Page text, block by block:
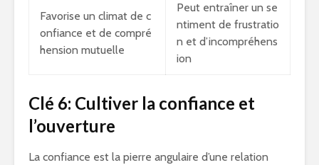
Favorise un climat de c
onfiance et de compré
hension mutuelle
Peut entraîner un se
ntiment de frustratio
n et d’incompréhens
ion
Clé 6: Cultiver la confiance et
l’ouverture
La confiance est la pierre angulaire d’une relation